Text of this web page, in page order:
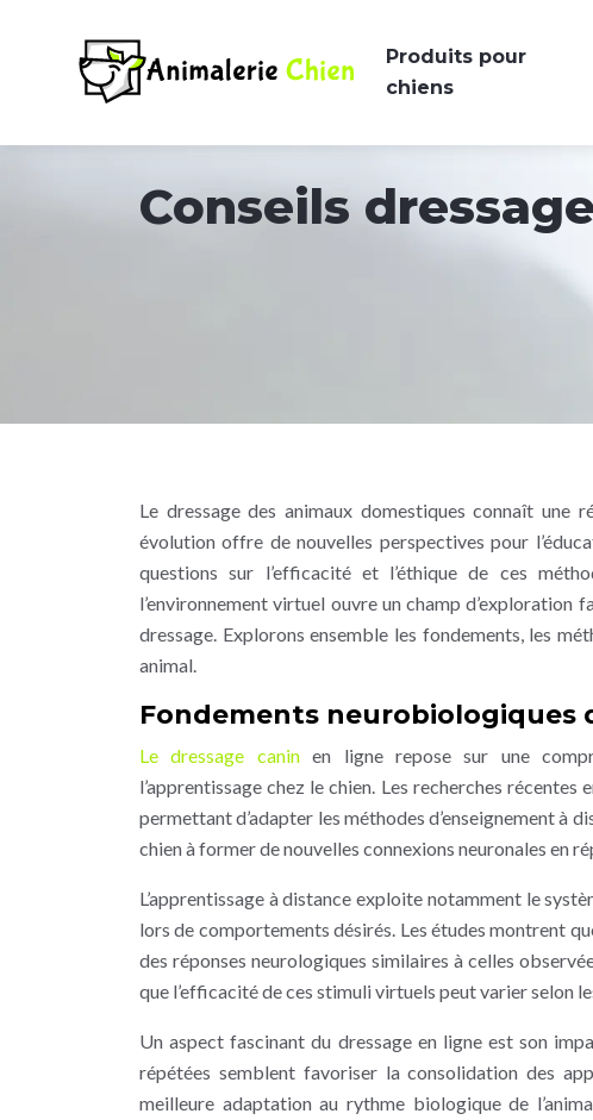
Produits pour
chiens
Conseils
Le dressage des animaux domestiques connaît une
évolution offre de nouvelles perspectives pour
questions sur l’efficacité et l’éthique de ces
l’environnement virtuel ouvre un champ d’exploration
dressage. Explorons ensemble les fondements, les
animal.
Fondements neurobiologiques
Le dressage caninen ligne repose sur une
l’apprentissage chez le chien. Les recherches
permettant d’adapter les méthodes d’enseignement à
chien à former de nouvelles connexions neuronales en
L’apprentissage à distance exploite notamment le
lors de comportements désirés. Les études montrent
des réponses neurologiques similaires à celles
que l’efficacité de ces stimuli virtuels peut varier selon
Un aspect fascinant du dressage en ligne est son
répétées semblent favoriser la consolidation des
meilleure adaptation au rythme biologique de